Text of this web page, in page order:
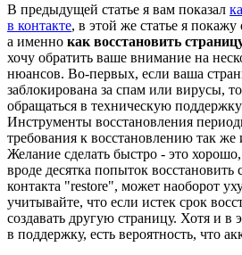
В предыдущей статье я вам показал
в контакте, в этой же статье я покажу
а именно как восстановить
хочу обратить ваше внимание на
нюансов. Во-первых, если ваша
заблокирована за спам или вирусы,
обращаться в техническую поддержку
Инструменты восстановления
требования к восстановлению так же
Желание сделать быстро - это
вроде десятка попыток
контакта "restore", может наоборот
учитывайте, что если истек срок
создавать другую страницу. Хотя и в
в поддержку, есть вероятность, что